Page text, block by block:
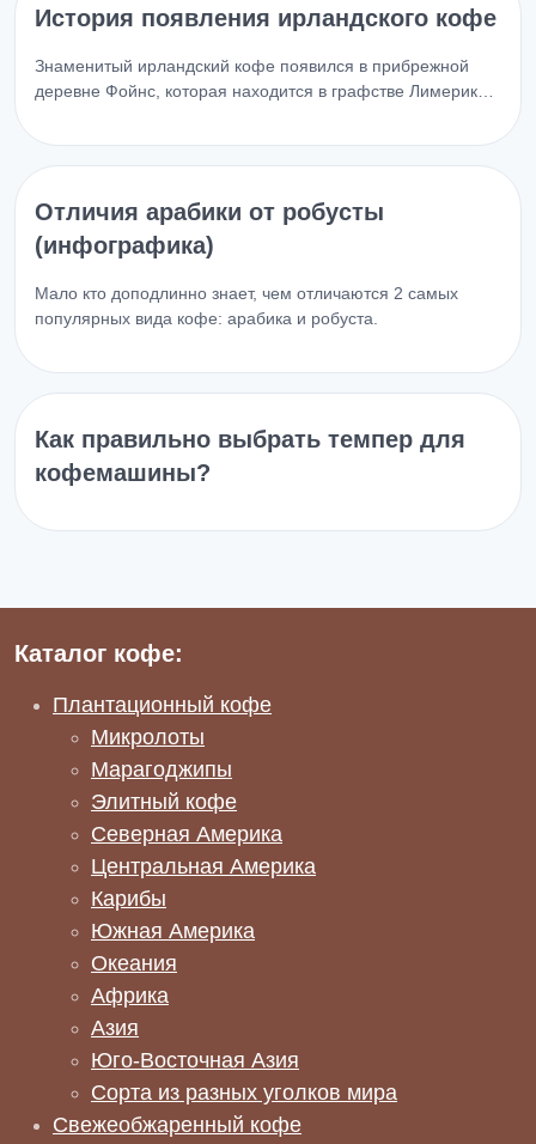
История появления ирландского кофе
Знаменитый ирландский кофе появился в прибрежной
деревне Фойнс, которая находится в графстве Лимерик…
Отличия арабики от робусты
(инфографика)
Мало кто доподлинно знает, чем отличаются 2 самых
популярных вида кофе: арабика и робуста.
Как правильно выбрать темпер для
кофемашины?
Каталог кофе:
Плантационный кофе
Микролоты
Марагоджипы
Элитный кофе
Северная Америка
Центральная Америка
Карибы
Южная Америка
Океания
Африка
Азия
Юго-Восточная Азия
Сорта из разных уголков мира
Свежеобжаренный кофе